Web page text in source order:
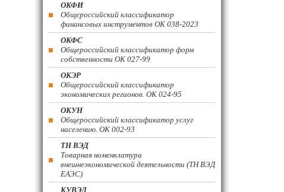
ОКФИ
Общероссийский классификатор
финансовых инструментов OK 038-2023
ОКФС
Общероссийский классификатор форм
собственности ОК 027-99
ОКЭР
Общероссийский классификатор
экономических регионов. ОК 024-95
ОКУН
Общероссийский классификатор услуг
населению. ОК 002-93
ТН ВЭД
Товарная номенклатура
внешнеэкономической деятельности (ТН ВЭД
ЕАЭС)
КУВЭД